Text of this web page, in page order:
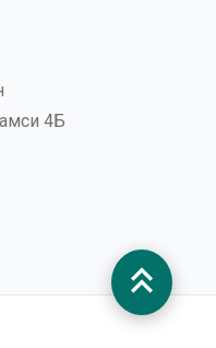
keyboard_double_arrow_up
4Б